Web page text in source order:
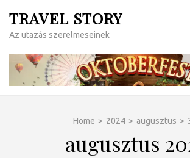
content
Enter)
TRAVEL STORY
Az utazás szerelmeseinek
Home > 2024 > augusztus >
augusztus